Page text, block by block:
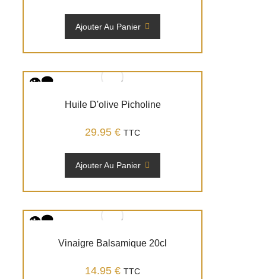
Ajouter Au Panier
Huile D'olive Picholine
29.95€ TTC
Ajouter Au Panier
Vinaigre Balsamique 20cl
14.95€ TTC